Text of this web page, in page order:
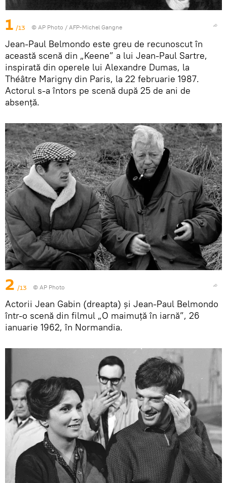
1 /13 © AP Photo / AFP-Michel Gangne
Jean-Paul Belmondo este greu de recunoscut în
această scenă din „Keene” a lui Jean-Paul Sartre,
inspirată din operele lui Alexandre Dumas, la
Théâtre Marigny din Paris, la 22 februarie 1987.
Actorul s-a întors pe scenă după 25 de ani de
absență.
2 /13 © AP Photo
Actorii Jean Gabin (dreapta) și Jean-Paul Belmondo
într-o scenă din filmul „O maimuță în iarnă”, 26
ianuarie 1962, în Normandia.